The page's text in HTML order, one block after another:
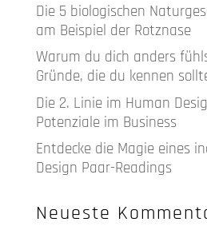
Die 5 biologischen
am Beispiel der Rotznase
Warum du dich anders
Gründe, die du kennen
Die 2. Linie im Human
Potenziale im Business
Entdecke die Magie eines
Design Paar-Readings
Neueste